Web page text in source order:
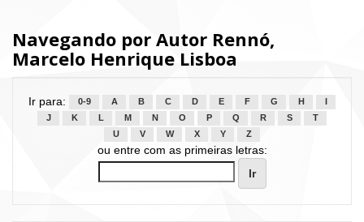
Navegando por Autor Rennó,
Marcelo Henrique Lisboa
Ir para: 0-9 A B C D E F G H
J
K L M N O P Q R S
T
U
V W X Y Z
ou entre com as primeiras letras: